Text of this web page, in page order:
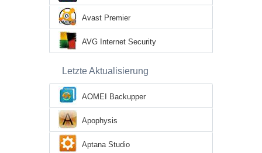
Avast Premier
AVG Internet Security
Letzte Aktualisierung
AOMEI Backupper
Apophysis
Aptana Studio